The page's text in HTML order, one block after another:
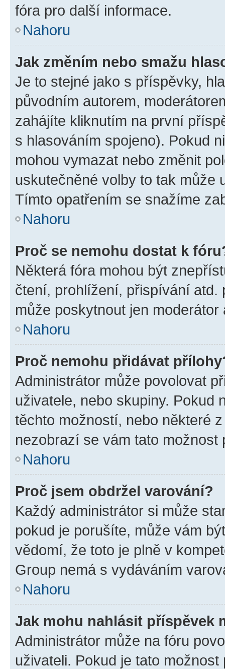
fóra pro další informace.
Nahoru
Jak změním nebo smažu
Je to stejné jako s příspěvky,
původním autorem,
zahájíte kliknutím na první
s hlasováním spojeno). Pokud
mohou vymazat nebo změnit
uskutečněné volby to tak může
Tímto opatřením se snažíme
Nahoru
Proč se nemohu dostat k
Některá fóra mohou být
čtení, prohlížení, přispívání atd.
může poskytnout jen
Nahoru
Proč nemohu přidávat
Administrátor může povolovat
uživatele, nebo skupiny. Pokud
těchto možností, nebo některé
nezobrazí se vám tato
Nahoru
Proč jsem obdržel varování?
Každý administrátor si může
pokud je porušíte, může vám
vědomí, že toto je plně v
Group nemá s vydáváním
Nahoru
Jak mohu nahlásit příspěvek
Administrátor může na fóru
uživateli. Pokud je tato